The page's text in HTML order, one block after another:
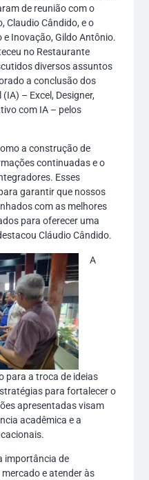
de reunião com o
Claudio Cândido, e o
e Inovação, Gildo Antônio.
no Restaurante
diversos assuntos
a conclusão dos
– Excel, Designer,
com IA – pelos
a construção de
continuadas e o
Esses
garantir que nossos
com as melhores
para oferecer uma
Cláudio Cândido.
A
para a troca de ideias
para fortalecer o
apresentadas visam
acadêmica e a
importância de
e atender às